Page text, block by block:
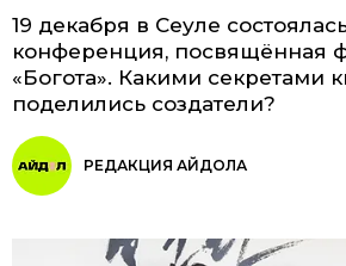
19 декабря в Сеуле
конференция, посвящённая
«Богота». Какими секретами
поделились создатели?
РЕДАКЦИЯ АЙДОЛА